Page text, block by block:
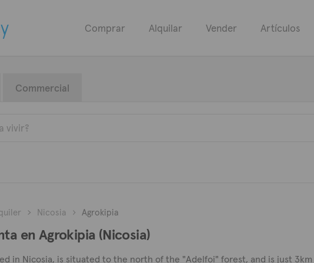
Comprar Alquilar Vender Artículos
Commercial
Nicosia Agrokipia
en Agrokipia (Nicosia)
in Nicosia, is situated to the north of the "Adelfoi" forest, and is just